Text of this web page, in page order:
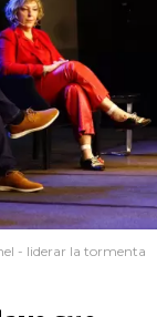
- liderar la tormenta